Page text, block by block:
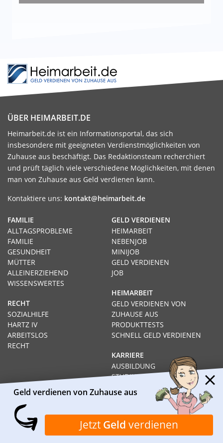
ÜBER HEIMARBEIT.DE
Heimarbeit.de ist ein Informationsportal, das sich
insbesondere mit geeigneten Verdienstmöglichkeiten von
Zuhause aus beschäftigt. Das Redaktionsteam recherchiert
und prüft täglich viele verschiedene Möglichkeiten, mit denen
man von Zuhause aus Geld verdienen kann.
Kontaktiere uns: kontakt@heimarbeit.de
GELD VERDIENEN
HEIMARBEIT
NEBENJOB
MINIJOB
GELD VERDIENEN
JOB
HEIMARBEIT
GELD VERDIENEN VON
ZUHAUSE AUS
PRODUKTTESTS
SCHNELL GELD VERDIENEN
KARRIERE
AUSBILDUNG
STUDIUM
FERNSTUDIUM
GEHÄLTER
FAMILIE
ALLTAGSPROBLEME
FAMILIE
GESUNDHEIT
MÜTTER
ALLEINERZIEHEND
WISSENSWERTES
RECHT
SOZIALHILFE
HARTZ IV
ARBEITSLOS
RECHT
Impressum Datenschutz Kontakt
Über Heimarbeit.de
© 2026I❶I Heimarbeit.de
Geld verdienen von Zuhause aus
Jetzt Geld verdienen